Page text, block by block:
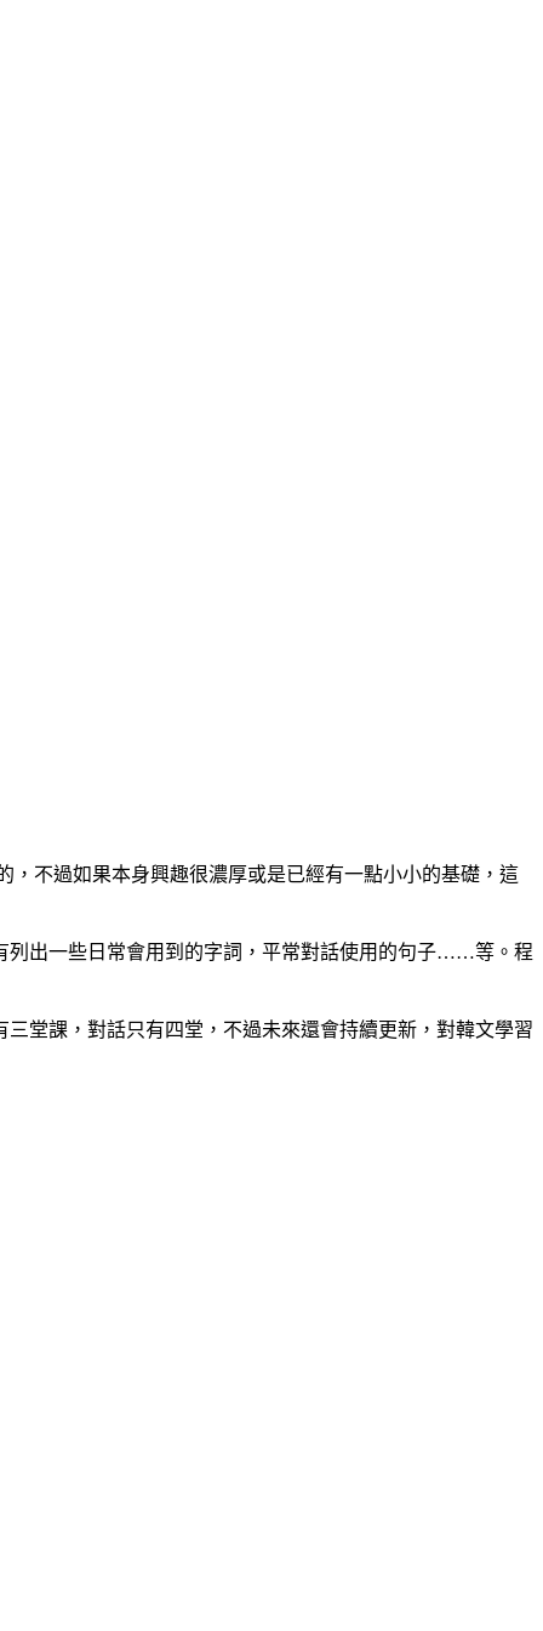
不過如果本身興趣很濃厚或是已經有一點小小的基礎，這
列出一些日常會用到的字詞，平常對話使用的句子……等。程
堂課，對話只有四堂，不過未來還會持續更新，對韓文學習